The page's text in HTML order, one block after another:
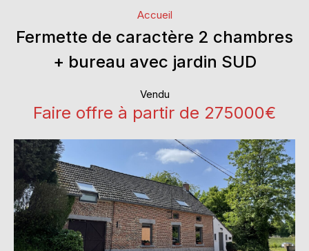
Accueil
Fermette de caractère 2 chambres
+ bureau avec jardin SUD
Vendu
Faire offre à partir de 275000€